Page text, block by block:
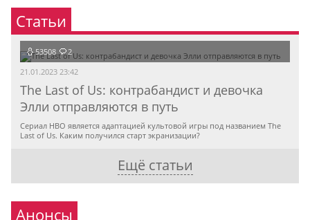
Статьи
53508 2
21.01.2023 23:42
The Last of Us: контрабандист и девочка
Элли отправляются в путь
Сериал HBO является адаптацией культовой игры под названием The
Last of Us. Каким получился старт экранизации?
Ещё статьи
Анонсы